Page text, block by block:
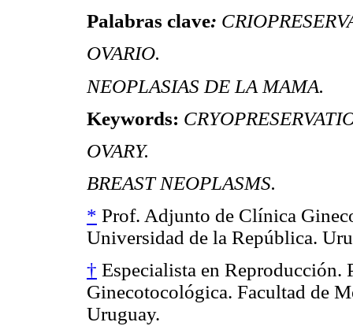
Palabras clave:
OVARIO.
NEOPLASIAS DE LA MAMA.
Keywords:
OVARY.
BREAST NEOPLASMS.
* Prof. Adjunto de Clínica
Universidad de la República.
† Especialista en
Ginecotocológica. Facultad de
Uruguay.